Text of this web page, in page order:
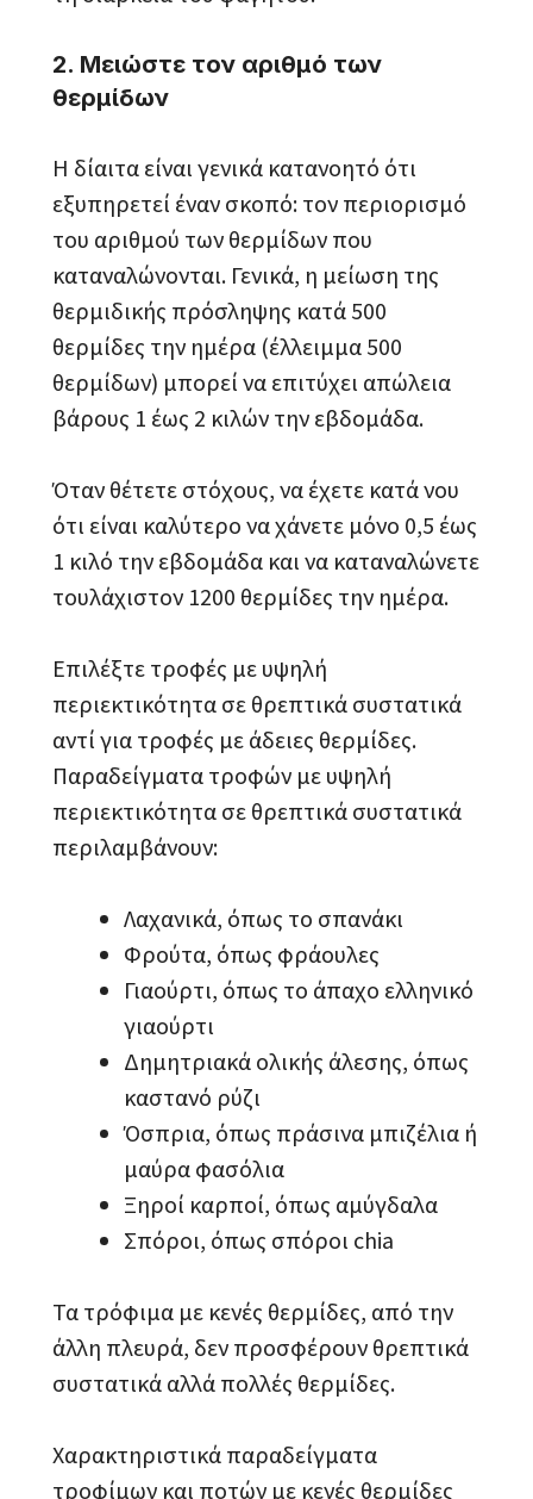
2. Μειώστε τον αριθμό των
θερμίδων
Η δίαιτα είναι γενικά κατανοητό ότι
εξυπηρετεί έναν σκοπό: τον περιορισμό
του αριθμού των θερμίδων που
καταναλώνονται. Γενικά, η μείωση της
θερμιδικής πρόσληψης κατά 500
θερμίδες την ημέρα (έλλειμμα 500
θερμίδων) μπορεί να επιτύχει απώλεια
βάρους 1 έως 2 κιλών την εβδομάδα.
Όταν θέτετε στόχους, να έχετε κατά νου
ότι είναι καλύτερο να χάνετε μόνο 0,5 έως
1 κιλό την εβδομάδα και να καταναλώνετε
τουλάχιστον 1200 θερμίδες την ημέρα.
Επιλέξτε τροφές με υψηλή
περιεκτικότητα σε θρεπτικά συστατικά
αντί για τροφές με άδειες θερμίδες.
Παραδείγματα τροφών με υψηλή
περιεκτικότητα σε θρεπτικά συστατικά
περιλαμβάνουν:
Λαχανικά, όπως το σπανάκι
Φρούτα, όπως φράουλες
Γιαούρτι, όπως το άπαχο ελληνικό
γιαούρτι
Δημητριακά ολικής άλεσης, όπως
καστανό ρύζι
Όσπρια, όπως πράσινα μπιζέλια ή
μαύρα φασόλια
Ξηροί καρποί, όπως αμύγδαλα
Σπόροι, όπως σπόροι chia
Τα τρόφιμα με κενές θερμίδες, από την
άλλη πλευρά, δεν προσφέρουν θρεπτικά
συστατικά αλλά πολλές θερμίδες.
Χαρακτηριστικά παραδείγματα
τροφίμων και ποτών με κενές θερμίδες